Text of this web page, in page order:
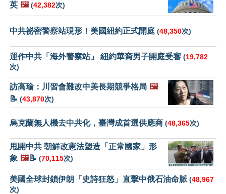
英 🖼️ (42,382次)
中共祕密警察站現形！美國紐約正式開庭 (48,350次)
運作中共「海外警察站」 紐約華裔男子開庭受審 (19,782
次)
訪高瑜：川習會難改中美長期競爭格局 🖼️
📝 (43,870次)
烏克蘭無人機去中共化，臺灣成首選供應商 (48,365次)
甩開中共 朝鮮改憲法塑造「正常國家」形
象 🖼️📝 (70,115次)
美國全球封鎖伊朗「史詩狂怒」直擊中俄石油命脈 (48,967
次)